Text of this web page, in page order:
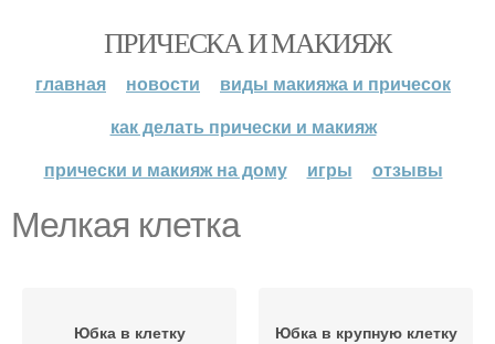
ПРИЧЕСКА И МАКИЯЖ
главная новости
виды макияжа и причесок
как делать прически и макияж
прически и макияж на дому
игры отзывы
Мелкая клетка
Юбка в клетку Юбка в крупную клетку